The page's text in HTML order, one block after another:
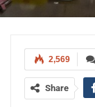
2,569
Share